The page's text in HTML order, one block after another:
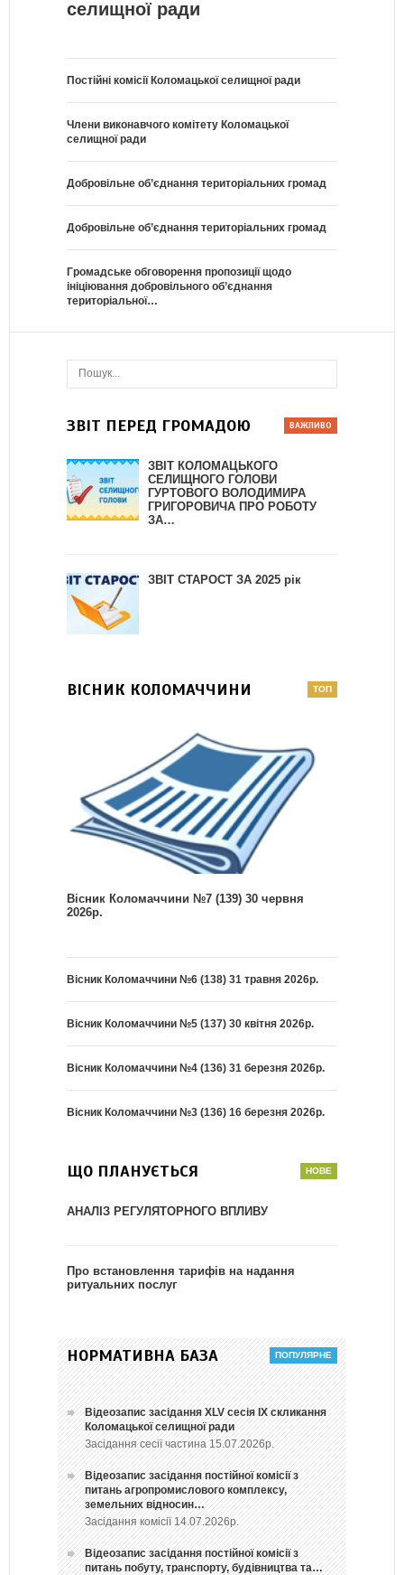
селищної ради
Постійні комісії Коломацької селищної ради
Члени виконавчого комітету Коломацької
селищної ради
Добровільне об’єднання територіальних громад
Добровільне об’єднання територіальних громад
Громадське обговорення пропозиції щодо
ініціювання добровільного об’єднання
територіальної…
ЗВІТ ПЕРЕД ГРОМАДОЮ
ЗВІТ КОЛОМАЦЬКОГО
СЕЛИЩНОГО ГОЛОВИ
ГУРТОВОГО ВОЛОДИМИРА
ГРИГОРОВИЧА ПРО РОБОТУ
ЗА…
ЗВІТ СТАРОСТ ЗА 2025 рік
ВІСНИК КОЛОМАЧЧИНИ
Вісник Коломаччини №7 (139) 30 червня
2026р.
Вісник Коломаччини №6 (138) 31 травня 2026р.
Вісник Коломаччини №5 (137) 30 квітня 2026р.
Вісник Коломаччини №4 (136) 31 березня 2026р.
Вісник Коломаччини №3 (136) 16 березня 2026р.
ЩО ПЛАНУЄТЬСЯ
АНАЛІЗ РЕГУЛЯТОРНОГО ВПЛИВУ
Про встановлення тарифів на надання
ритуальних послуг
НОРМАТИВНА БАЗА
Відеозапис засідання ХLV сесія ІХ скликання
Коломацької селищної ради
Засідання сесії частина 15.07.2026р.
Відеозапис засідання постійної комісії з
питань агропромислового комплексу,
земельних відносин…
Засідання комісії 14.07.2026р.
Відеозапис засідання постійної комісії з
питань побуту, транспорту, будівництва та…